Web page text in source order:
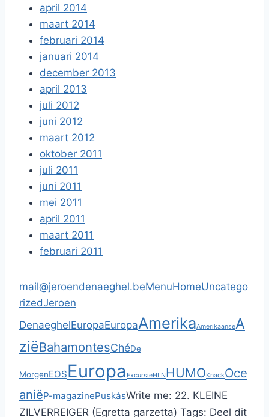
april 2014
maart 2014
februari 2014
januari 2014
december 2013
april 2013
juli 2012
juni 2012
maart 2012
oktober 2011
juli 2011
juni 2011
mei 2011
april 2011
maart 2011
februari 2011
mail@jeroendenaeghel.beMenuHomeUncatego
rizedJeroen
DenaeghelEuropaEuropaAmerikaAmerikaanseA
ziëBahamontesChéDe
MorgenEOSEuropa ExcursieHLNHUMOKnackOce
aniëP-magazinePuskásWrite me: 22. KLEINE
ZILVERREIGER (Egretta garzetta) Tags: Deel dit